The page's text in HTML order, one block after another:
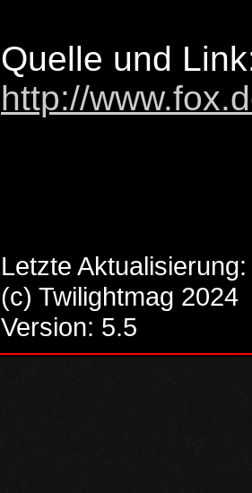
Quelle und
http://
Letzte
(c) Twilightmag 2024
Version: 5.5